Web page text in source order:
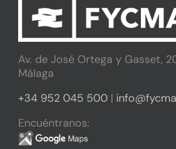
Av. de José Ortega y Gasset,
Málaga
+34 952 045 500 |
Encuéntranos: